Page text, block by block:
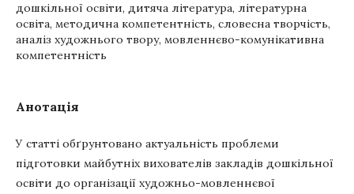
дошкільної освіти, дитяча література, літературна
освіта, методична компетентність, словесна творчість,
аналіз художнього твору, мовленнєво-комунікативна
компетентність
Анотація
У статті обґрунтовано актуальність проблеми
підготовки майбутніх вихователів закладів дошкільної
освіти до організації художньо-мовленнєвої